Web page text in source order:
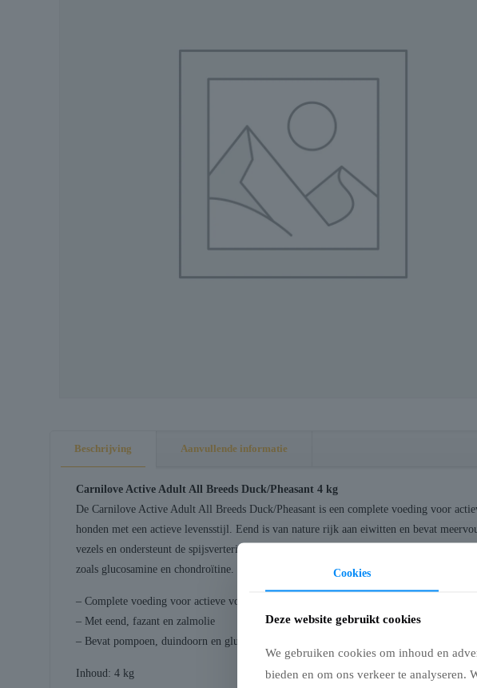
Beschrijving Aanvullende informatie
Carnilove Active Adult All Breeds Duck/Pheasant 4 kg
De Carnilove Active Adult All Breeds Duck/Pheasant is een complete voeding voor
honden met een actieve levensstijl. Eend is van nature rijk aan eiwitten en bevat
vezels en ondersteunt de spijsvertering, terwijl zalmolie omega 3-vetzuren toevoegt ter
zoals glucosamine en chondroïtine.
– Complete voeding voor actieve volwassen honden van alle rassen
– Met eend, fazant en zalmolie
– Bevat pompoen, duindoorn en glucosamine
Inhoud: 4 kg
Cookies
Deze website gebruikt cookies
We gebruiken cookies om inhoud en
bieden en om ons verkeer te analyseren.